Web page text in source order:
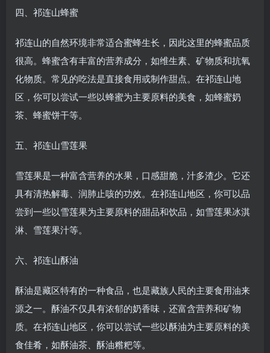
四、祁连山蜂蜜
祁连山的自然环境非常适合蜜蜂生长，因此这里的蜂蜜品质
很高。蜂蜜含有丰富的营养成分，如维生素、矿物质和抗氧
化物质。常见的吃法是直接食用或制作甜点。在祁连山地
区，你可以尝试一些以蜂蜜为主要原料的美食，如蜂蜜奶
茶、蜂蜜饼干等。
五、祁连山雪莲果
雪莲果是一种富含营养的水果，口感甜脆，汁多渣少。它还
具有清热解毒、润肺止咳的功效。在祁连山地区，你可以品
尝到一些以雪莲果为主要原料的甜品和饮品，如雪莲果冰淇
淋、雪莲果汁等。
六、祁连山酥油
酥油是藏区特有的一种食品，也是藏族人民的主要食用油来
源之一。酥油不仅具有浓郁的奶香味，还富含营养和矿物
质。在祁连山地区，你可以尝试一些以酥油为主要原料的美
食佳肴，如酥油茶、酥油糌粑等。